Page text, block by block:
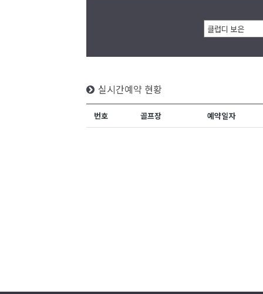
실시간예약 현황
번호 골프장 예약일자